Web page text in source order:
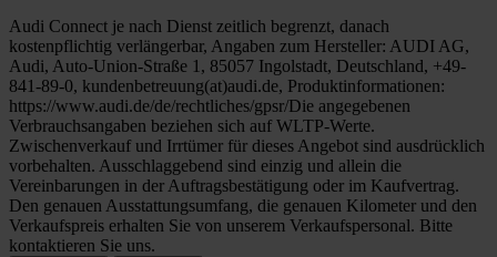
Audi Connect je nach Dienst zeitlich begrenzt, danach
kostenpflichtig verlängerbar, Angaben zum Hersteller: AUDI AG,
Audi, Auto-Union-Straße 1, 85057 Ingolstadt, Deutschland, +49-
841-89-0, kundenbetreuung(at)audi.de, Produktinformationen:
https://www.audi.de/de/rechtliches/gpsr/Die angegebenen
Verbrauchsangaben beziehen sich auf WLTP-Werte.
Zwischenverkauf und Irrtümer für dieses Angebot sind ausdrücklich
vorbehalten. Ausschlaggebend sind einzig und allein die
Vereinbarungen in der Auftragsbestätigung oder im Kaufvertrag.
Den genauen Ausstattungsumfang, die genauen Kilometer und den
Verkaufspreis erhalten Sie von unserem Verkaufspersonal. Bitte
kontaktieren Sie uns.